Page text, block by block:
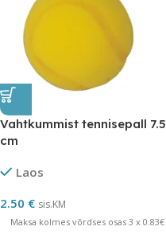
Vahtkummist tennisepall 7.5
cm
Laos
2.50 € sis.KM
Maksa kolmes võrdses osas 3 x 0.83€